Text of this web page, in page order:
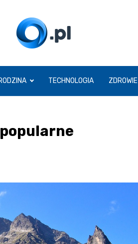
O.pl
TECHNOLOGIA ZDROWIE